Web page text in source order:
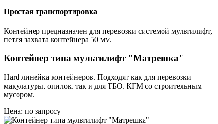
Простая транспортировка
Контейнер предназначен для перевозки системой мультилифт,
петля захвата контейнера 50 мм.
Контейнер типа мультилифт "Матрешка"
Hard линейка контейнеров. Подходят как для перевозки
макулатуры, опилок, так и для ТБО, КГМ со строительным
мусором.
Цена: по запросу